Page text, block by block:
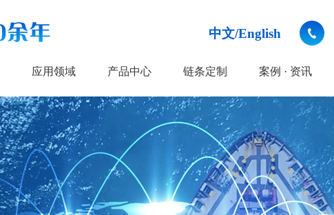
中文/English
应用领域 产品中心 链条定制 案例 · 资讯